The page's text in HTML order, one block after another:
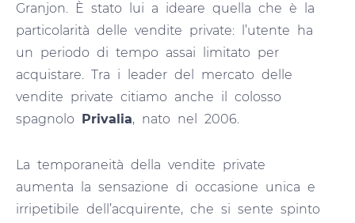
Granjon. È stato lui a ideare quella che è la
particolarità delle vendite private: l’utente ha
un periodo di tempo assai limitato per
acquistare. Tra i leader del mercato delle
vendite private citiamo anche il colosso
spagnolo
Privalia, nato nel 2006.
La temporaneità della vendite private
aumenta la sensazione di occasione unica e
irripetibile dell’acquirente, che si sente spinto